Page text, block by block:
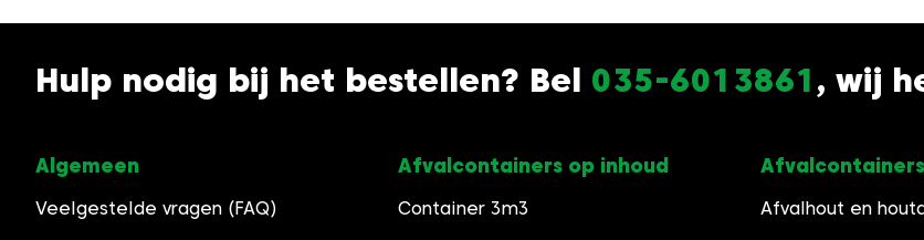
Hulp nodig bij het bestellen? Bel 035-6013861, wij
Algemeen
Veelgestelde vragen (FAQ)
Afvalcontainers op inhoud
Container 3m3 Afvalhout en